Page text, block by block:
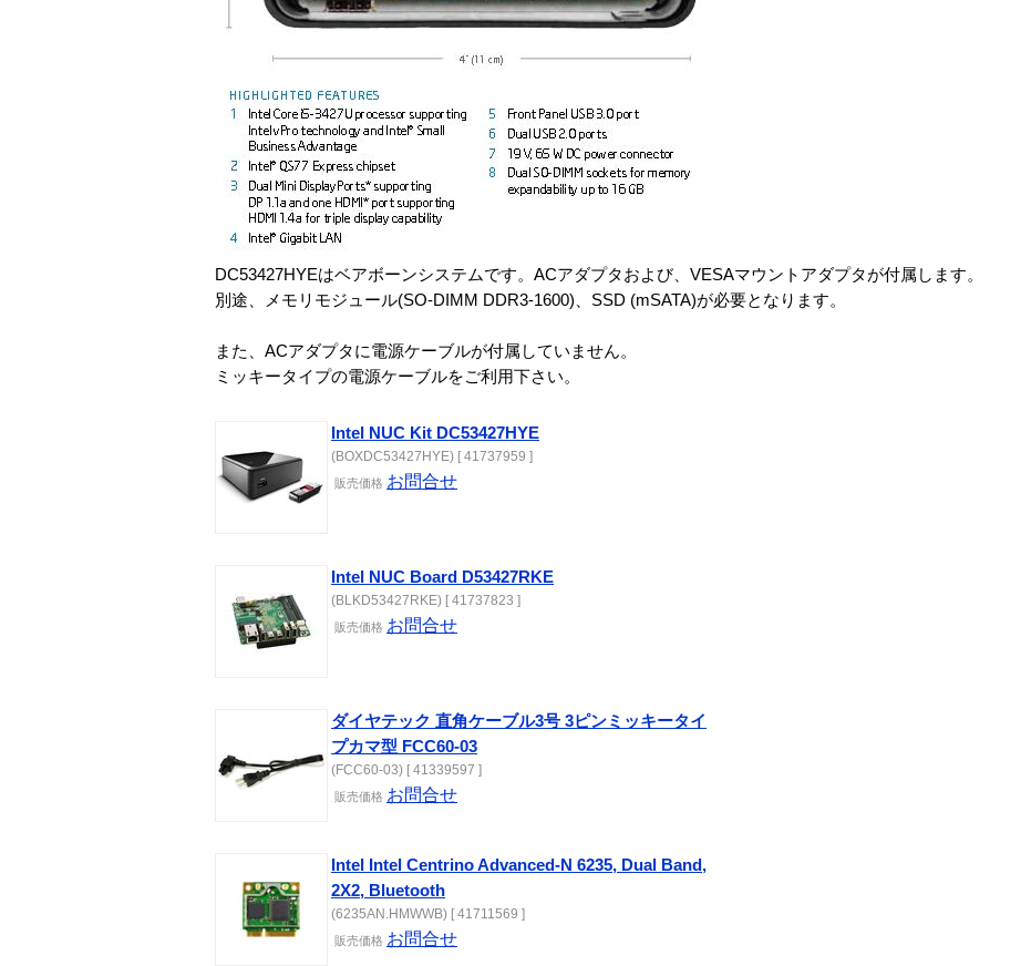
DC53427HYEはベアボーンシステムです。ACアダプタおよび、VESAマウントアダプタが付属します。
別途、メモリモジュール(SO-DIMM DDR3-1600)、SSD (mSATA)が必要となります。
また、ACアダプタに電源ケーブルが付属していません。
ミッキータイプの電源ケーブルをご利用下さい。
Intel NUC Kit DC53427HYE
(BOXDC53427HYE) [ 41737959 ]
販売価格 お問合せ
Intel NUC Board D53427RKE
(BLKD53427RKE) [ 41737823 ]
販売価格 お問合せ
ダイヤテック 直角ケーブル3号 3ピンミッキータイ
プカマ型 FCC60-03
(FCC60-03) [ 41339597 ]
販売価格 お問合せ
Intel Intel Centrino Advanced-N 6235, Dual Band,
2X2, Bluetooth
(6235AN.HMWWB) [ 41711569 ]
販売価格 お問合せ